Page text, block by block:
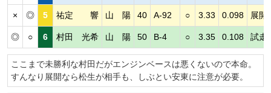
× ◎ 5 祐定 響 山 陽 40 A-92 ○ 3.33 0.098 展開
◎ ○ 6 村田 光希 山 陽 50 B-4 ○ 3.35 0.108 試走
ここまで未勝利な村田だがエンジンベースは悪くないので本命。
すんなり展開なら松生が相手も、しぶとい安東に注意が必要。